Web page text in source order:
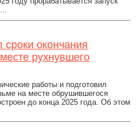
окончания
рухнувшего
работы и подготовил
на месте обрушившегося
до конца 2025 года. Об этом